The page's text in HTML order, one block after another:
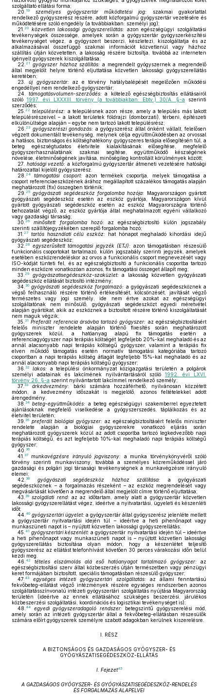
szolgáltató ellátási forma;
20. 19 személyes gyógyszertár működtetési jog: szakmai gyakorlattal
rendelkező gyógyszerész részére, adott közforgalmú gyógyszertár vezetésére és
működtetésére szóló engedély (a továbbiakban: személyi jog);
21. 20 közvetlen lakossági gyógyszerellátás: azon egészségügyi szolgáltatási
tevékenységek összessége, amelyek során a gyógyszertár gyógyszerkészítési
tevékenységet végez, a gyógyszert beszerzi, készletezi, kiszolgáltatja és az
alkalmazásával összefüggő szakmai információt közvetlenül vagy házhoz
szállítás útján közvetetten, a lakosság részére biztosítja, továbbá az interneten
igényelt gyógyszerek kiszolgáltatása;
22. 21 gyógyszer házhoz szállítás: a megrendelt gyógyszernek a megrendelő
által megjelölt helyre történő eljuttatása közvetlen lakossági gyógyszerellátás
keretében;
23.
új gyógyszertár:az e törvény hatálybalépését megelőzően működési
engedéllyel nem rendelkező gyógyszertár;
24.
támogatásvolumen-szerződés: a kötelező egészségbiztosítás ellátásairól
szóló 1997. évi LXXXIII. törvény (a továbbiakban: Ebtv.) 30/A. §-a szerinti
szerződés;
25. 22 településrész: a településnek azon része, amely a település más lakott
településrészeivel – a lakott területek földrajzi (domborzati), térbeni, építészeti
elkülönültsége alapján – egybe nem tartozó lakott településrész;
26. 23 gyógyszerészi gondozás: a gyógyszerész által önként vállalt, felelősen
végzett dokumentált tevékenység, melynek célja együttműködésben az orvossal
a hatásos, biztonságos és költséghatékony gyógyszeres terápia elősegítésén túl, a
beteg egészségtudatos életvitele kialakításának elősegítése, megfelelő
gyógyszerhasználatának szakmai segítése, együttműködő készségének
növelése, életminőségének javítása, minőségileg kontrollált körülmények között;
27. hatósági vezető: a közforgalmú gyógyszertár átmeneti vezetésére hatósági
határozattal kijelölt gyógyszerész.
28. 24 támogatási csoport:azon termékek csoportja, melyek támogatása a
csoport referenciaeszközének árához megállapított százalékos támogatás alapján
meghatározott (fix) összegben történik;
29. 25 gyógyászati segédeszköz forgalomba hozója: Magyarországon gyártott
gyógyászati segédeszköz esetén az eszköz gyártója, Magyarországon kívül
gyártott gyógyászati segédeszköz esetén az eszköz Magyarországra történő
behozatalát végző, az eszköz gyártója által meghatalmazott egyéni vállalkozó
vagy gazdasági társaság;
30. 26 minősített forgalomba hozó:az egészségbiztosító külön jogszabály
szerinti szállítójegyzékében szereplő forgalomba hozó;
31. 27 tartós használati célú eszköz: hat hónapot meghaladó kihordási idejű
gyógyászati segédeszköz;
32. 28 egyszerűsített támogatási jegyzék (ETJ): azon támogatásban részesülő
funkcionális csoportokat tartalmazó, külön jogszabály szerinti jegyzék, amelyek
esetében eszközrendeléskor az orvos a funkcionális csoport megnevezését vagy
ISO-kódját tünteti fel, és az egészségbiztosító a funkcionális csoportba tartozó
minden eszközre vonatkozóan azonos, fix támogatási összeget állapít meg;
33. 29 gyógyászatisegédeszköz-szaküzlet:a lakosság közvetlen gyógyászati
segédeszköz ellátását biztosító intézmény;
34. 30 gyógyászati segédeszköz forgalmazó: a gyógyászati segédeszköznek a
végső felhasználó részére történő értékesítését, kölcsönzését, javítását végző
természetes vagy jogi személy, ide nem értve azokat az egészségügyi
szolgáltatónak nem minősülő, gyógyászati segédeszközt egyedi méretvétel
alapján gyártókat, akik az eszköznek a biztosított részére történő kiszolgáltatását
nem maguk végzik;
35. 31 Preferált referencia ársávba tartozó gyógyszer: az egészségbiztosításért
felelős miniszter rendelete alapján történő fixesítés során meghatározott
gyógyszerek közül, a hatóanyag alapú fix támogatás esetén a
referenciagyógyszer napi terápiás költségét legfeljebb 20%-kal meghaladó és az
annál alacsonyabb napi terápiás költségű gyógyszer, valamint a terápiás fix
elven működő támogatás esetén normatív támogatási kategóriába tartozó
csoportban a napi terápiás költség átlagát legfeljebb 15%-kal meghaladó és az
annál alacsonyabb napi terápiás költségű gyógyszer;
36. 32 lakos: a települési önkormányzat közigazgatási területén a polgárok
személyi adatainak és lakcímének nyilvántartásáról szóló1992. évi LXVI.
törvény 26. §-a szerint nyilvántartott lakcímmel rendelkező személy;
37. 33 árkedvezmény: bárki számára hozzáférhető, nyilvánosan közzétett
módon, a kedvezmény időszakát is megjelölő, azonos feltételekkel adott
árengedmény.
38. 34 beteg-együttműködés: a beteg egészségügyi szakemberrel egyeztetett
ajánlásoknak megfelelő viselkedése a gyógyszerszedés, táplálkozás és az
életvitel területén;
39. 35 preferált biológiai gyógyszer: az egészségbiztosításért felelős miniszter
rendelete alapján a biológiai gyógyszerekre vonatkozó eljárás során
meghatározott gyógyszerek közül az adott csoportba tartozó legkedvezőbb napi
terápiás költségű, és azt legfeljebb 10%-kal meghaladó napi terápiás költségű
gyógyszer;
40. 36
41. 37 munkavégzésre irányuló jogviszony: a munka törvénykönyvéről szóló
törvény szerinti munkaviszony, továbbá a személyes közreműködéssel járó
gazdasági és polgári jogi társasági tevékenységnek a munkavégzésre irányuló
elemei;
42. 38 gyógyászati segédeszköz házhoz szállítása: a gyógyászati
segédeszköznek – a forgalmazás részeként – az eszköz megrendelését vagy
megvásárlását követően a megrendelő által megjelölt címre történő eljuttatása;
43. 39 szolgálati rend:az az időtartam, amely alatt a gyógyszertár közvetlen
lakossági gyógyszerellátást végez, ideértve a nyitvatartási, ügyeleti és készenléti
időt;
44. 40 gyógyszertári ügyelet: a gyógyszertár által gyógyszerész jelenléte mellett
a gyógyszertár nyitvatartási idején túl – ideértve a heti pihenőnapot vagy
munkaszüneti napot is – nyújtott közvetlen lakossági gyógyszerellátás;
45. 41 gyógyszertári készenlét: a gyógyszertár nyitvatartási idején túl – ideértve
a heti pihenőnapot vagy munkaszüneti napot is – nyújtott közvetlen lakossági
gyógyszerellátás biztosítása olyan módon, hogy a készenlétet teljesítő
gyógyszerész az ellátást telefonhívást követően 30 perces várakozási időn belül
kezdi meg.
46. 42 tételes elszámolás alá eső hatóanyagot tartalmazó gyógyszer: az
egészségbiztosítási szerv által közbeszerzés útján természetben vagy pénzügyi
keret formájában biztosított, speciális támogatásban részesülő gyógyszer;
47. 43 egységes intézeti gyógyszertári szolgáltatás:az állami fenntartású
fekvőbeteg-ellátást végző intézmények részére egységes rendszerben azonos
szolgáltatásszínvonalú intézeti gyógyszertári szolgáltatás nyújtása Magyarország
területén (ideértve az ennek ellátásához szükséges beszerzési, járulékos
közbeszerzési szolgáltatási, koordinációs és logisztikai tevékenységet is);
48. 44 egyedi gyógyszeradagoló rendszer:betegszintű gyógyszerelési mód,
amely során az intézeti gyógyszertár által a fekvőbeteg-ellátásban részesülők
számára előírt gyógyszerek személyre szabott adagokban kerülnek kiszerelésre.
I. RÉSZ
A BIZTONSÁGOS ÉS GAZDASÁGOS GYÓGYSZER- ÉS
GYÓGYÁSZATISEGÉDESZKÖZ-ELLÁTÁS
I. Fejezet45
A GAZDASÁGOS GYÓGYSZER- ÉS GYÓGYÁSZATISEGÉDESZKÖZ-RENDELÉS
ÉS FORGALMAZÁS ALAPELVEI